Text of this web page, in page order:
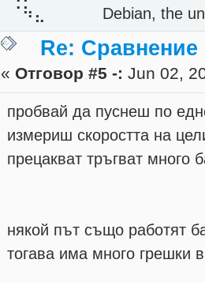
⠈⠳⣄⠀⠀⠀⠀ Debian, the
Re:
« Отговор #5 -: Jun 02,
пробвай да пуснеш по
измериш скоростта на
прецакват тръгват много
някой път също работят
тогава има много грешки